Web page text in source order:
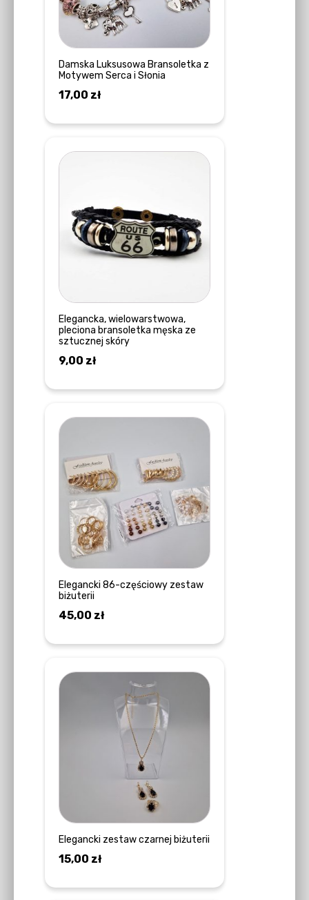
Damska Luksusowa Bransoletka z
Motywem Serca i Słonia
17,00 zł
można
wybrać
na
stronie
produktu
Elegancka, wielowarstwowa,
pleciona bransoletka męska ze
sztucznej skóry
9,00 zł
Elegancki 86-częściowy zestaw
biżuterii
45,00 zł
Elegancki zestaw czarnej biżuterii
15,00 zł